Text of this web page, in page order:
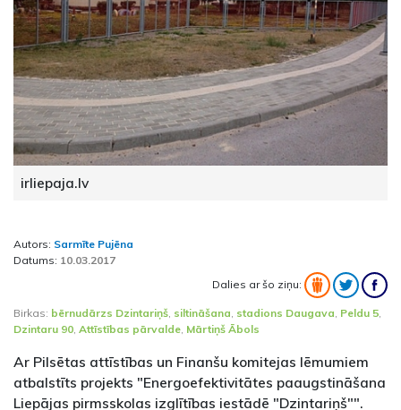
irliepaja.lv
Autors: Sarmīte Pujēna
Datums: 10.03.2017
Dalies ar šo ziņu:
Birkas: bērnudārzs Dzintariņš siltināšana stadions Daugava Peldu 5
Dzintaru 90 Attīstības pārvalde Mārtiņš Ābols
Ar Pilsētas attīstības un Finanšu komitejas lēmumiem
atbalstīts projekts "Energoefektivitātes paaugstināšana
Liepājas pirmsskolas izglītības iestādē "Dzintariņš"".